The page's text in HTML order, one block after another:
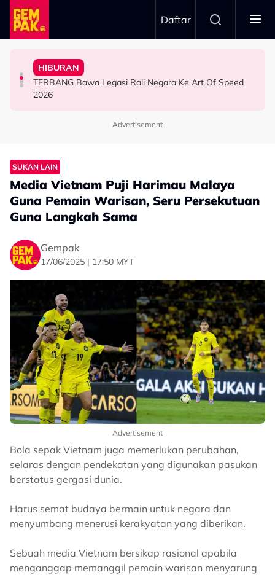
Skip to main content
Daftar
HIBURAN
Yusry Belum Terfikir Masuk GV, Rasa Tak Adil Sebab…
HIBURAN
TERBANG Bawa Legasi Rali Negara Ke Art Of Speed
2026
HIBURAN
Big Stage Rocketfuel: Didakwa Cuba Jadi Aina Abdul,
Ranisha Jawab: “Bagi Saya Itu Satu…”
HIBURAN
Netizen Restu! Semua Tak Sabar Nak Saksikan Kudrat
1968
Advertisement
SUKAN LAIN
Media Vietnam Puji Harimau Malaya
Guna Pemain Warisan, Seru Persekutuan
Guna Langkah Sama
Gempak
17/06/2025 | 17:50 MYT
Advertisement
Bola sepak Vietnam juga memerlukan perubahan,
selaras dengan pendekatan yang digunakan pasukan
berstatus gergasi dunia.
Harus semat budaya bermain untuk negara dan
menyumbang menerusi kerakyatan yang diberikan.
Sebuah media Vietnam bersikap rasional apabila
menganggap memanggil pemain warisan menyarung